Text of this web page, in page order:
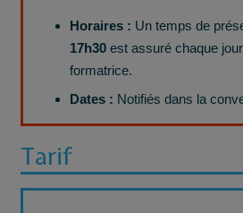
Horaires : Un temps de
17h30 est assuré chaque
formatrice.
Dates : Notifiés dans la
Tarif